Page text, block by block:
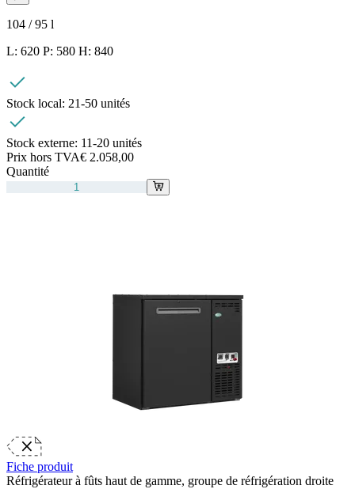
104 / 95 l
L: 620 P: 580 H: 840
Stock local: 21-50 unités
Stock externe: 11-20 unités
Prix hors TVA€ 2.058,00
Quantité
Fiche produit
Réfrigérateur à fûts haut de gamme, groupe de réfrigération droite